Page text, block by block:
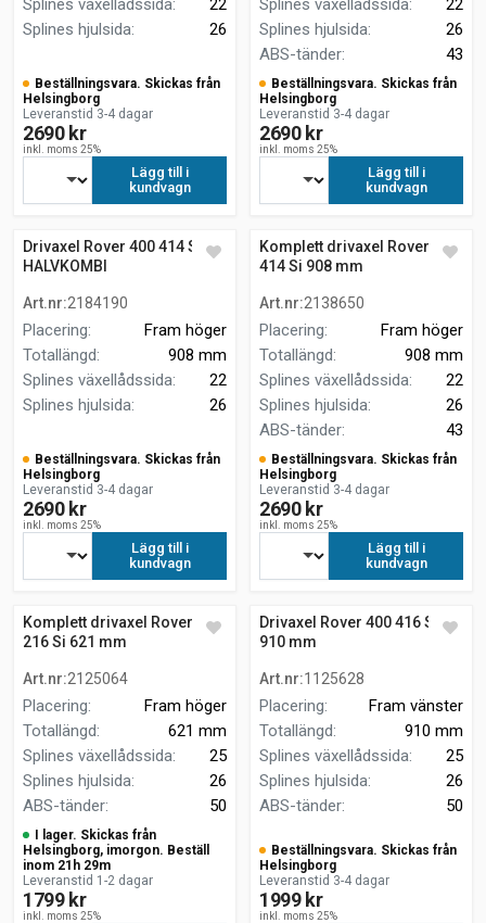
Splines växellådssida:
22
Splines hjulsida: 26
Beställningsvara. Skickas från
Helsingborg
Leveranstid 3-4 dagar
2690 kr
inkl. moms 25%
Lägg till i
kundvagn
Splines växellådssida:
22
Splines hjulsida:
26
ABS-tänder: 43
Beställningsvara. Skickas från
Helsingborg
Leveranstid 3-4 dagar
2690 kr
inkl. moms 25%
Lägg till i
kundvagn
Drivaxel Rover 400 414 Si
HALVKOMBI
Art.nr:2184190
Placering:
Fram höger
Totallängd:
908 mm
Splines växellådssida:
22
Splines hjulsida: 26
Beställningsvara. Skickas från
Helsingborg
Leveranstid 3-4 dagar
2690 kr
inkl. moms 25%
Lägg till i
kundvagn
Komplett drivaxel Rover 400
414 Si 908 mm
Art.nr:2138650
Placering:
Fram höger
Totallängd:
908 mm
Splines växellådssida:
22
Splines hjulsida:
26
ABS-tänder: 43
Beställningsvara. Skickas från
Helsingborg
Leveranstid 3-4 dagar
2690 kr
inkl. moms 25%
Lägg till i
kundvagn
Komplett drivaxel Rover 200
216 Si 621 mm
Art.nr:2125064
Placering:
Fram höger
Totallängd:
621 mm
Splines växellådssida:
25
Splines hjulsida:
26
ABS-tänder: 50
I lager. Skickas från
Helsingborg, imorgon. Beställ
inom 21h 29m
Leveranstid 1-2 dagar
1799 kr
inkl. moms 25%
Drivaxel Rover 400 416 Si
910 mm
Art.nr:1125628
Placering:
Fram vänster
Totallängd:
910 mm
Splines växellådssida:
25
Splines hjulsida:
26
ABS-tänder: 50
Beställningsvara. Skickas från
Helsingborg
Leveranstid 3-4 dagar
1999 kr
inkl. moms 25%